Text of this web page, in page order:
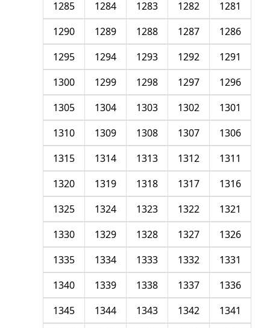
1281
1282
1283
1284
1285
1286
1287
1288
1289
1290
1291
1292
1293
1294
1295
1296
1297
1298
1299
1300
1301
1302
1303
1304
1305
1306
1307
1308
1309
1310
1311
1312
1313
1314
1315
1316
1317
1318
1319
1320
1321
1322
1323
1324
1325
1326
1327
1328
1329
1330
1331
1332
1333
1334
1335
1336
1337
1338
1339
1340
1341
1342
1343
1344
1345